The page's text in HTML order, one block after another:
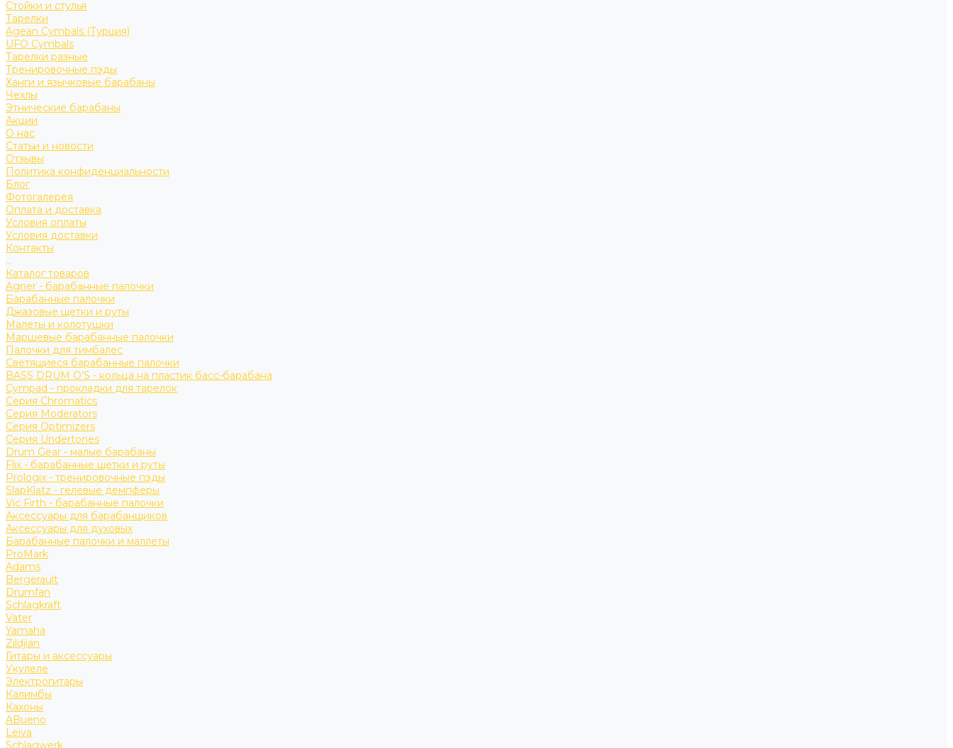
Стойки и стулья
Тарелки
Agean Cymbals (Турция)
UFO Cymbals
Тарелки разные
Тренировочные пэды
Ханги и язычковые барабаны
Чехлы
Этнические барабаны
Акции
О нас
Статьи и новости
Отзывы
Политика конфиденциальности
Блог
Фотогалерея
Оплата и доставка
Условия оплаты
Условия доставки
Контакты
...
Каталог товаров
Agner - барабанные палочки
Барабанные палочки
Джазовые щетки и руты
Малеты и колотушки
Маршевые барабанные палочки
Палочки для тимбалес
Светящиеся барабанные палочки
BASS DRUM O’S - кольца на пластик басс-барабана
Cympad - прокладки для тарелок
Серия Chromatics
Серия Moderators
Серия Optimizers
Серия Undertones
Drum Gear - малые барабаны
Flix - барабанные щетки и руты
Prologix - тренировочные пэды
SlapKlatz - гелевые демпферы
Vic Firth - барабанные палочки
Аксессуары для барабанщиков
Аксессуары для духовых
Барабанные палочки и маллеты
ProMark
Adams
Bergerault
Drumfan
Schlagkraft
Vater
Yamaha
Zildjian
Гитары и аксессуары
Укулеле
Электрогитары
Калимбы
Кахоны
ABueno
Leiva
Schlagwerk